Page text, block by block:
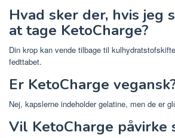
Hvad sker der, hvis jeg
at tage KetoCharge?
Din krop kan vende tilbage til
fedttabet.
Er KetoCharge
Nej, kapslerne indeholder gelatine, men de er
Vil KetoCharge påvirke